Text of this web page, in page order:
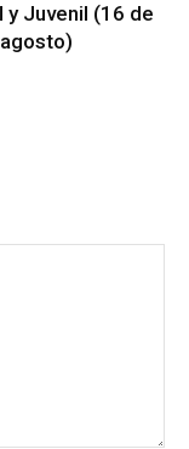
y Juvenil (16 de